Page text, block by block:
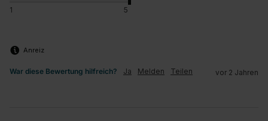
1 5
Anreiz
War diese Bewertung hilfreich? Ja Melden Teilen vor 2 Jahren